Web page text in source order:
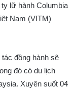
lữ hành Columbia
Nam (VITM)
đồng hành sẽ
đó có du lịch
Xuyên suốt 04